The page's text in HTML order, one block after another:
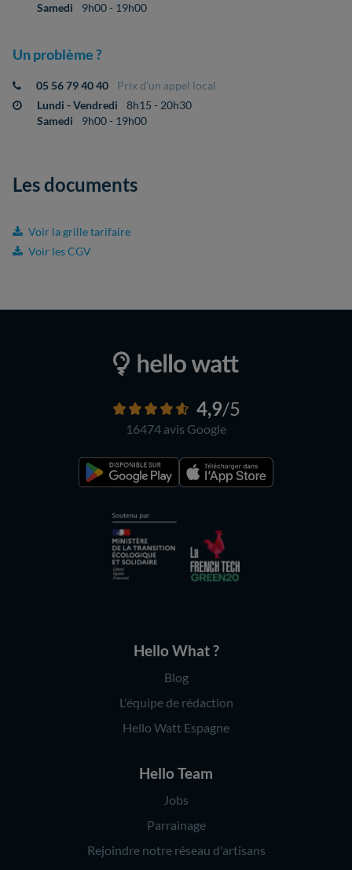
Samedi
9h00 - 19h00
Un problème ?
05 56 79 40 40
Prix d'un appel local
Lundi - Vendredi
8h15 - 20h30
Samedi
9h00 - 19h00
Les documents
Voir la grille tarifaire
Voir les CGV
4,9/5
16474 avis Google
Hello What ?
Blog
L'équipe de rédaction
Hello Watt Espagne
Hello Team
Jobs
Parrainage
Rejoindre notre réseau d'artisans